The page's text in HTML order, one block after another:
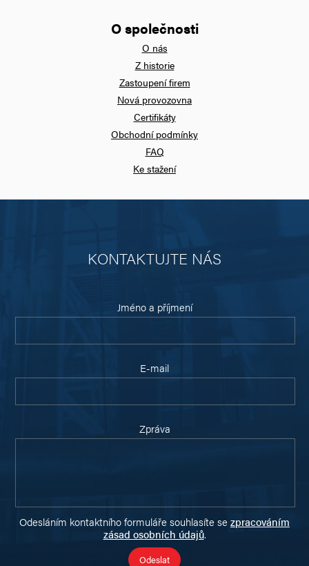
O společnosti
O nás
Z historie
Zastoupení firem
Nová provozovna
Certifikáty
Obchodní podmínky
FAQ
Ke stažení
KONTAKTUJTE NÁS
Jméno a příjmení
E-mail
Zpráva
Odesláním kontaktního formuláře souhlasíte se zpracováním
zásad osobních údajů.